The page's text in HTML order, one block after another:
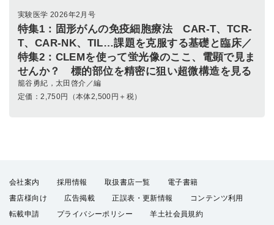
実験医学 2026年2月号
特集1：固形がんの免疫細胞療法 CAR-T、TCR-
T、CAR-NK、TIL…課題を克服する基礎と臨床／
特集2：CLEMを使って蛍光像のここ、電顕で見ま
せんか？ 標的部位を精密に狙い超微構造を見る
籠谷勇紀，太田啓介／編
定価：2,750円（本体2,500円＋税）
会社案内 採用情報 取扱書店一覧
電子書籍
書店様向け
広告掲載 正誤表・更新情報
コンテンツ利用
転載申請
プライバシーポリシー 羊土社会員規約